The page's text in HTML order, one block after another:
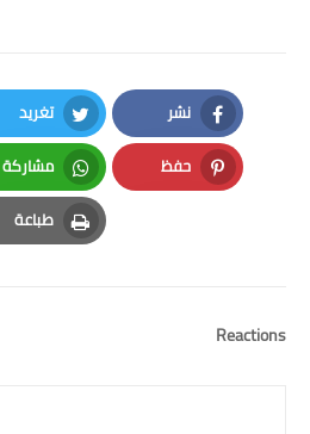
نشر
Facebook
تغريد
Twitter
حفظ
Pinterest
مشاركة
Whatsapp
طباعة
Print
Reactions